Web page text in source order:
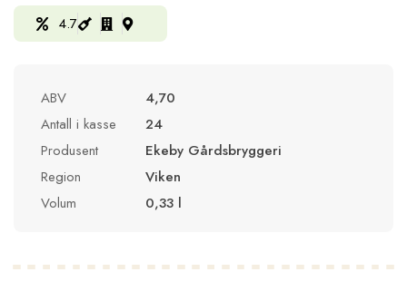
4.7
ABV
4,70
Antall i kasse
24
Produsent
Ekeby Gårdsbryggeri
Region
Viken
Volum
0,33 l